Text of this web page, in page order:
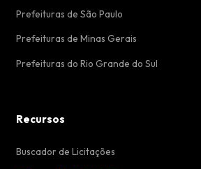
Prefeituras de São Paulo
Prefeituras de Minas Gerais
Prefeituras do Rio Grande do Sul
Recursos
Buscador de Licitações